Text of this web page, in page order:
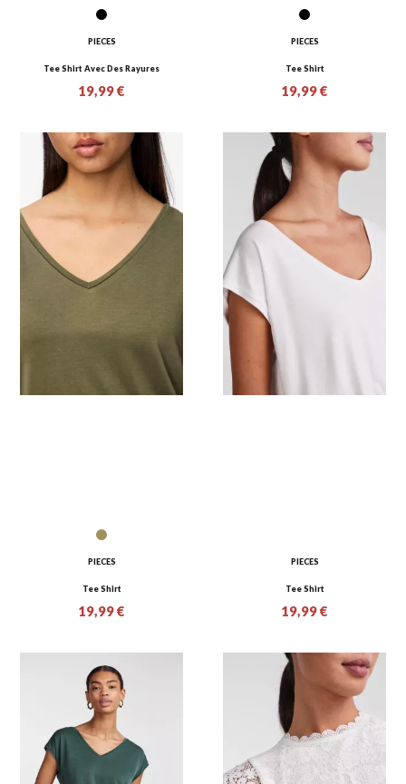
PIECES
Tee Shirt Avec Des Rayures
19,99 €
PIECES
Tee Shirt
19,99 €
PIECES
Tee Shirt
19,99 €
PIECES
Tee Shirt
19,99 €